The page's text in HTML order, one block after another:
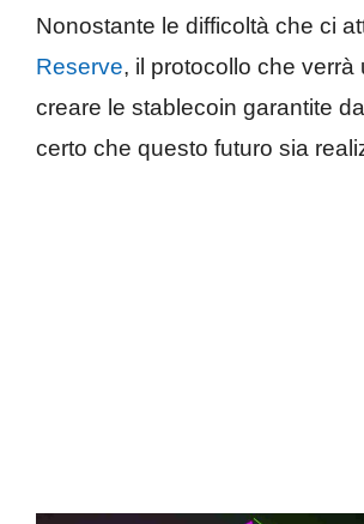
Nonostante le difficoltà che ci
Reserve, il protocollo che verrà
creare le stablecoin garantite
certo che questo futuro sia